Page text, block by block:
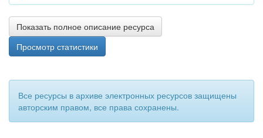
Показать полное описание ресурса
Просмотр статистики
Все ресурсы в архиве электронных ресурсов защищены
авторским правом, все права сохранены.